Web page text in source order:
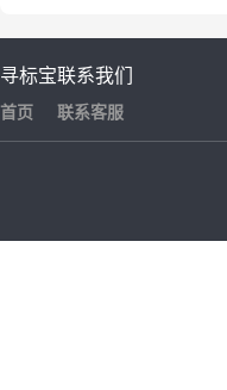
寻标宝
首页
联系我们
联系客服